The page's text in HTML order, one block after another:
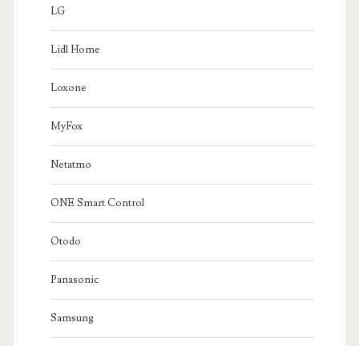
LG
Lidl Home
Loxone
MyFox
Netatmo
ONE Smart Control
Otodo
Panasonic
Samsung